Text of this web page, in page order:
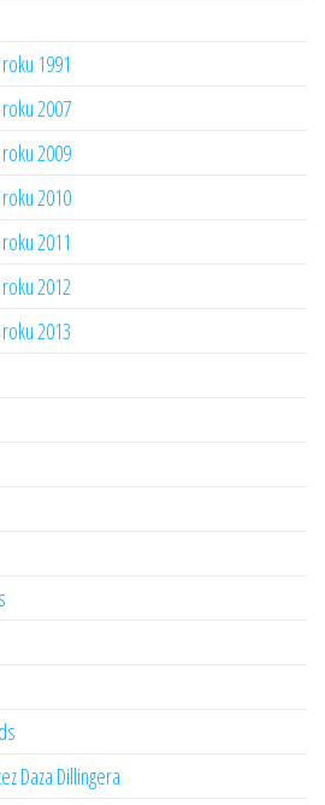
1991
2007
2009
2010
2011
2012
2013
Daza Dillingera